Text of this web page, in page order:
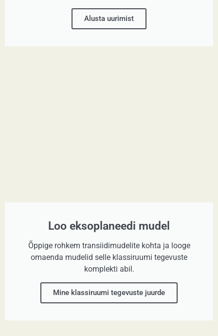
Alusta uurimist
Loo eksoplaneedi mudel
Õppige rohkem transiidimudelite kohta ja looge
omaenda mudelid selle klassiruumi tegevuste
komplekti abil.
Mine klassiruumi tegevuste juurde